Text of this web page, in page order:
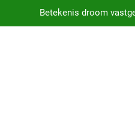
Betekenis droom